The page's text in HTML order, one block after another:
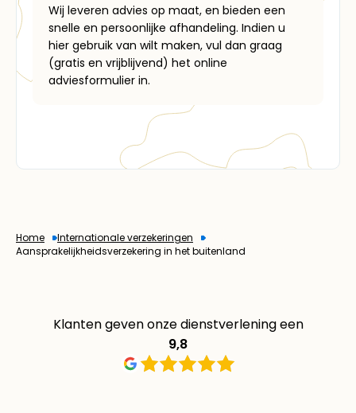
Wij leveren advies op maat, en bieden een
snelle en persoonlijke afhandeling. Indien u
hier gebruik van wilt maken, vul dan graag
(gratis en vrijblijvend) het online
adviesformulier in.
Home
Internationale verzekeringen
Aansprakelijkheids­­verzekering in het buitenland
Klanten geven onze dienstverlening een
9,8